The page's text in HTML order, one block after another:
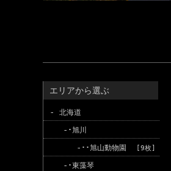
エリアから選ぶ
- 北海道
-･旭川
-･･旭山動物園 [9枚]
-･東藻琴